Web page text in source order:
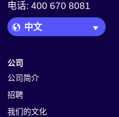
电话: 400 670 8081
Language Picker
公司
公司简介
招聘
我们的文化